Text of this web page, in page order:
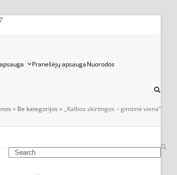
Pranešėjų apsaugaNuorodos
» Be kategorijos » ,,Kalbos skirtingos – gimtinė viena“
Search